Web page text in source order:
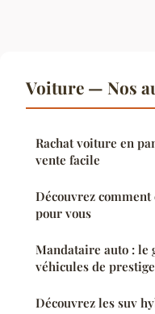
Voiture — Nos
Rachat voiture en
vente facile
Découvrez
pour vous
Mandataire auto : le
véhicules de prestige
Découvrez les suv